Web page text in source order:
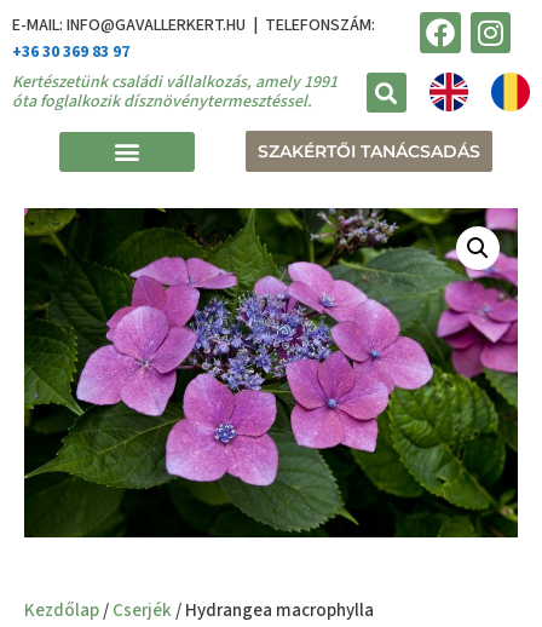
E-MAIL: INFO@GAVALLERKERT.HU | TELEFONSZÁM:
+36 30 369 83 97
Kertészetünk családi vállalkozás, amely 1991
óta foglalkozik dísznövénytermesztéssel.
SZAKÉRTŐI TANÁCSADÁS
Kezdőlap/Cserjék/ Hydrangea macrophylla